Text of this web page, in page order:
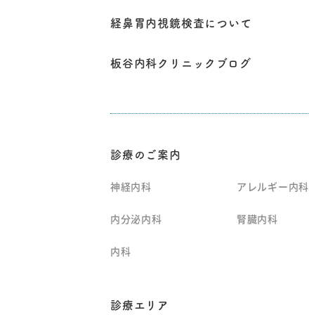
経鼻胃内視鏡検査について
板谷内科クリニックブログ
診療のご案内
神経内科 アレルギー内科
内分泌内科 腎臓内科
内科
診療エリア